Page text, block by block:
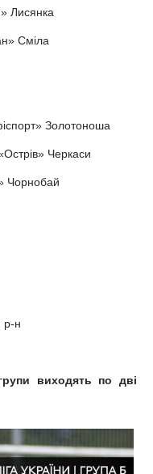
Лисянка
Сміла
Золотоноша
Черкаси
Чорнобай
р-н
виходять по дві